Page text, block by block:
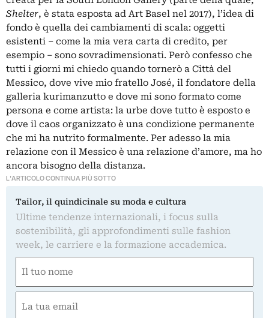
Shelter, è stata esposta ad Art Basel nel 2017), l’idea di
fondo è quella dei cambiamenti di scala: oggetti
esistenti ‒ come la mia vera carta di credito, per
esempio ‒ sono sovradimensionati. Però confesso che
tutti i giorni mi chiedo quando tornerò a Città del
Messico, dove vive mio fratello José, il fondatore della
galleria kurimanzutto e dove mi sono formato come
persona e come artista: la urbe dove tutto è esposto e
dove il caos organizzato è una condizione permanente
che mi ha nutrito formalmente. Per adesso la mia
relazione con il Messico è una relazione d’amore, ma ho
ancora bisogno della distanza.
L'ARTICOLO CONTINUA PIÙ SOTTO
Tailor, il quindicinale su moda e cultura
Ultime tendenze internazionali, i focus sulla
sostenibilità, gli approfondimenti sulle fashion
week, le carriere e la formazione accademica.
(Required)
First
(Required)